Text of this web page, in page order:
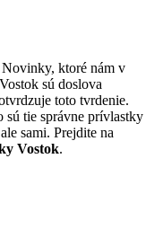
ktoré nám v
sú doslova
toto tvrdenie.
sú tie správne prívlastky
sami. Prejdite na
Vostok.